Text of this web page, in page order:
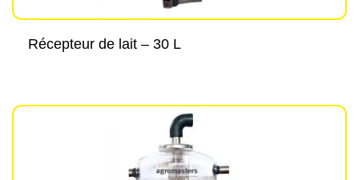
Récepteur de lait – 30 L